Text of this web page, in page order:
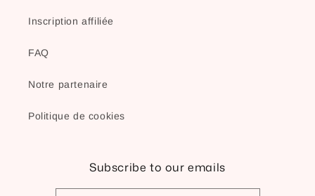
Inscription affiliée
FAQ
Notre partenaire
Politique de cookies
Subscribe to our emails